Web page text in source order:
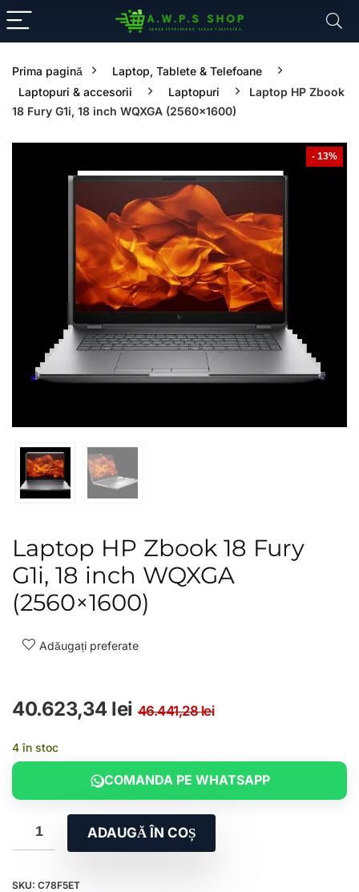
Prima pagină
Laptop, Tablete & Telefoane
Laptopuri & accesorii
Laptopuri
Laptop HP Zbook
18 Fury G1i, 18 inch WQXGA (2560×1600)
- 13%
Laptop HP Zbook 18 Fury
G1i, 18 inch WQXGA
(2560×1600)
Adăugați preferate
46.441,28leiPrețul inițial a
40.623,34 lei Prețul curent
4 în stoc
COMANDA PE WHATSAPP
ADAUGĂ ÎN COȘ
SKU: C78F5ET